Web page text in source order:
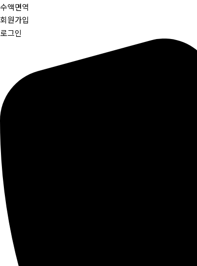
수액면역
회원가입
로그인